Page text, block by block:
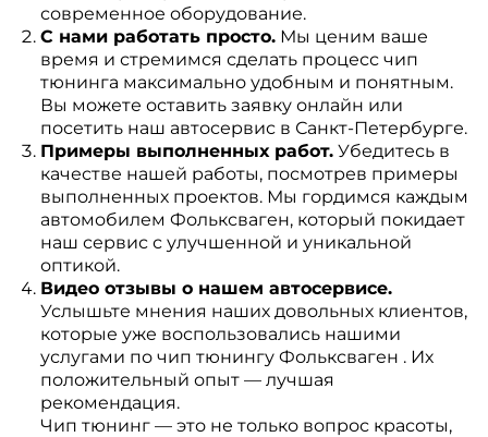
современное оборудование.
С нами работать просто.Мы ценим ваше
время и стремимся сделать процесс чип
тюнинга максимально удобным и понятным.
Вы можете оставить заявку онлайн или
посетить наш автосервис в Санкт-Петербурге.
Примеры выполненных работ.Убедитесь в
качестве нашей работы, посмотрев примеры
выполненных проектов. Мы гордимся каждым
автомобилем Фольксваген, который покидает
наш сервис с улучшенной и уникальной
оптикой.
Видео отзывы о нашем автосервисе.
Услышьте мнения наших довольных клиентов,
которые уже воспользовались нашими
услугами по чип тюнингу Фольксваген . Их
положительный опыт — лучшая
рекомендация.
Чип тюнинг — это не только вопрос красоты,